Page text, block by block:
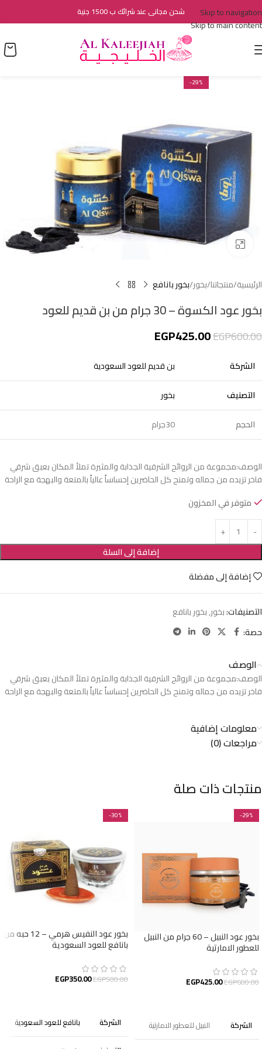
Skip to navigation
Skip to main content
شحن مجانى عند شرائك ب 1500 جنية
-29%
اضغط للتكبير
الرئيسية منتجاتنا بخور بخور بانافع
بخور عود الكسوة – 30 جرام من بن قديم للعود
EGP600.00
EGP425.00
الشركة
بن قديم للعود السعودية
التصنيف
بخور
الحجم
30جرام
الوصف:مجموعة من الروائح الشرقية الجذابة والمثيرة تملأ المكان بعبق شرقي
فاخر تزيده من جماله وتمنح كل الحاضرين إحساساً عالياً بالمتعة والبهجة مع الراحة
متوفر في المخزون
إضافة إلى السلة
إضافة إلى مفضلة
التصنيفات:بخور,بخور بانافع
حصة:
الوصف
الوصف:مجموعة من الروائح الشرقية الجذابة والمثيرة تملأ المكان بعبق شرقي
فاخر تزيده من جماله وتمنح كل الحاضرين إحساساً عالياً بالمتعة والبهجة مع الراحة
معلومات إضافية
مراجعات (0)
منتجات ذات صلة
-29%
بخور عود النبيل – 60 جرام من النبيل
للعطور الامارتية
EGP600.00
EGP425.00
الشركة النبيل للعطور الامارتية
-30%
بخور عود النفيس هرمي – 12 حبه من
بانافع للعود السعودية
EGP500.00
EGP350.00
الشركة بانافع للعود السعودية